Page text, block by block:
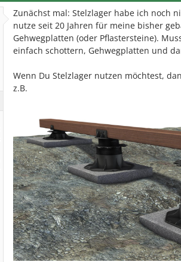
Zunächst mal: Stelzlager habe ich noch
nutze seit 20 Jahren für meine bisher
Gehwegplatten (oder Pflastersteine).
einfach schottern, Gehwegplatten und
Wenn Du Stelzlager nutzen möchtest,
z.B.